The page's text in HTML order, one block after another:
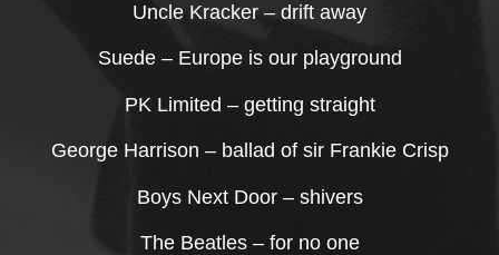
Uncle Kracker – drift away
Suede – Europe is our playground
PK Limited – getting straight
George Harrison – ballad of sir Frankie Crisp
Boys Next Door – shivers
The Beatles – for no one